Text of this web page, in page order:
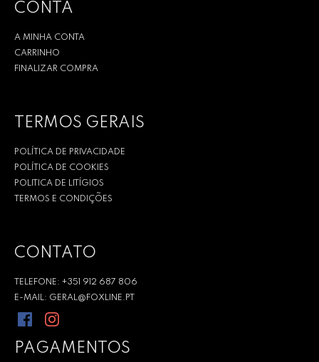
CONTA
A MINHA CONTA
CARRINHO
FINALIZAR COMPRA
TERMOS GERAIS
POLÍTICA DE PRIVACIDADE
POLÍTICA DE COOKIES
POLITICA DE LITÍGIOS
TERMOS E CONDIÇÕES
CONTATO
TELEFONE: +351 912 687 806
E-MAIL: GERAL@FOXLINE.PT
PAGAMENTOS